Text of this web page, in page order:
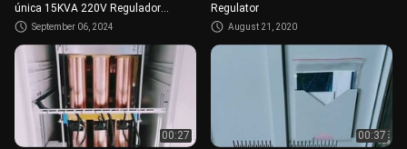
única 15KVA 220V Regulador
automático de tensão 110V
September 06, 2024
Regulator
August 21, 2020
00:27 00:37